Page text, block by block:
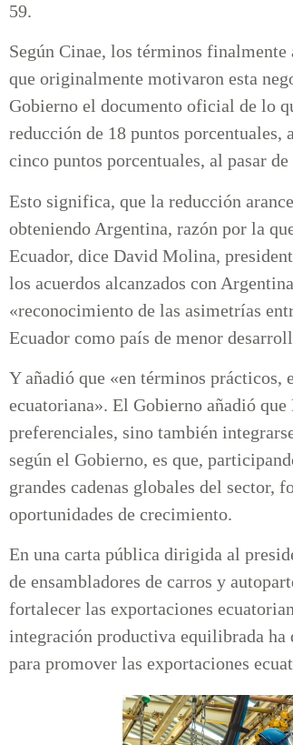
59.
Según Cinae, los términos
que originalmente motivaron esta
Gobierno el documento oficial de lo
reducción de 18 puntos porcentuales,
cinco puntos porcentuales, al pasar
Esto significa, que la reducción
obteniendo Argentina, razón por la
Ecuador, dice David Molina,
los acuerdos alcanzados con
«reconocimiento de las asimetrías
Ecuador como país de menor
Y añadió que «en términos prácticos,
ecuatoriana». El Gobierno añadió
preferenciales, sino también
según el Gobierno, es que,
grandes cadenas globales del sector,
oportunidades de crecimiento.
En una carta pública dirigida al
de ensambladores de carros y
fortalecer las exportaciones
integración productiva equilibrada ha
para promover las exportaciones